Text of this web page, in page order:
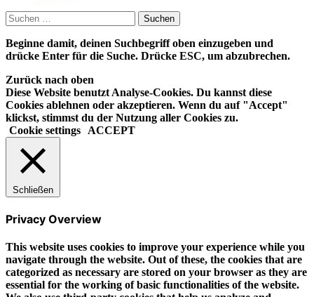
Suchen
nach:
Beginne damit, deinen Suchbegriff oben einzugeben und
drücke Enter für die Suche. Drücke ESC, um abzubrechen.
Zurück nach oben
Diese Website benutzt Analyse-Cookies. Du kannst diese
Cookies ablehnen oder akzeptieren. Wenn du auf "Accept"
klickst, stimmst du der Nutzung aller Cookies zu.
Cookie settings
ACCEPT
Schließen
Privacy Overview
This website uses cookies to improve your experience while you
navigate through the website. Out of these, the cookies that are
categorized as necessary are stored on your browser as they are
essential for the working of basic functionalities of the website.